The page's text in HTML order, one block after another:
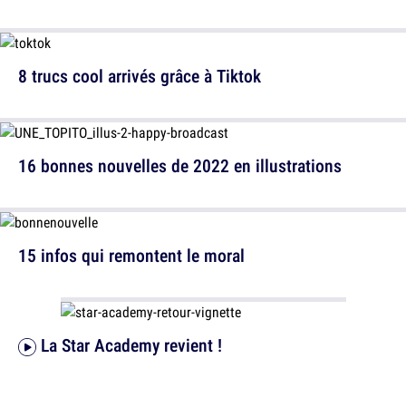
16 bonnes nouvelles de 2022 en illustrations
La Star Academy revient !
8 trucs cool arrivés grâce à Tiktok
15 infos qui remontent le moral